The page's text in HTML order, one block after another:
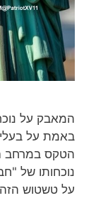
המאבק על
באמת על
הטקס במרחב
נוכחותו של
על טשטוש